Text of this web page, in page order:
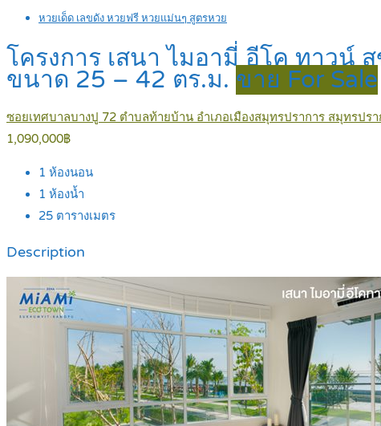
หวยเด็ด เลขดัง หวยฟรี หวยแม่นๆ สูตรหวย
โครงการ เสนา ไมอามี่ อีโค ทาวน์
ขนาด 25 – 42 ตร.ม. ขาย For Sale
ซอยเทศบาลบางปู 72 ตำบลท้ายบ้าน อำเภอเมืองสมุทรปราการ สมุทรปร
1,090,000฿
1 ห้องนอน
1 ห้องน้ำ
25 ตารางเมตร
Description